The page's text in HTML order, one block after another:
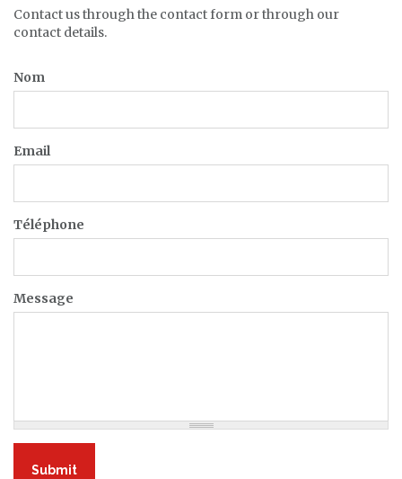
Contact us through the contact form or through our
contact details.
Nom
Email
Téléphone
Message
Submit